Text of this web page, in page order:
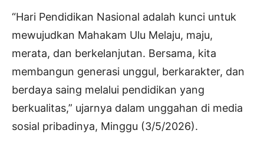
“Hari Pendidikan Nasional adalah kunci untuk
mewujudkan Mahakam Ulu Melaju, maju,
merata, dan berkelanjutan. Bersama, kita
membangun generasi unggul, berkarakter, dan
berdaya saing melalui pendidikan yang
berkualitas,” ujarnya dalam unggahan di media
sosial pribadinya, Minggu (3/5/2026).